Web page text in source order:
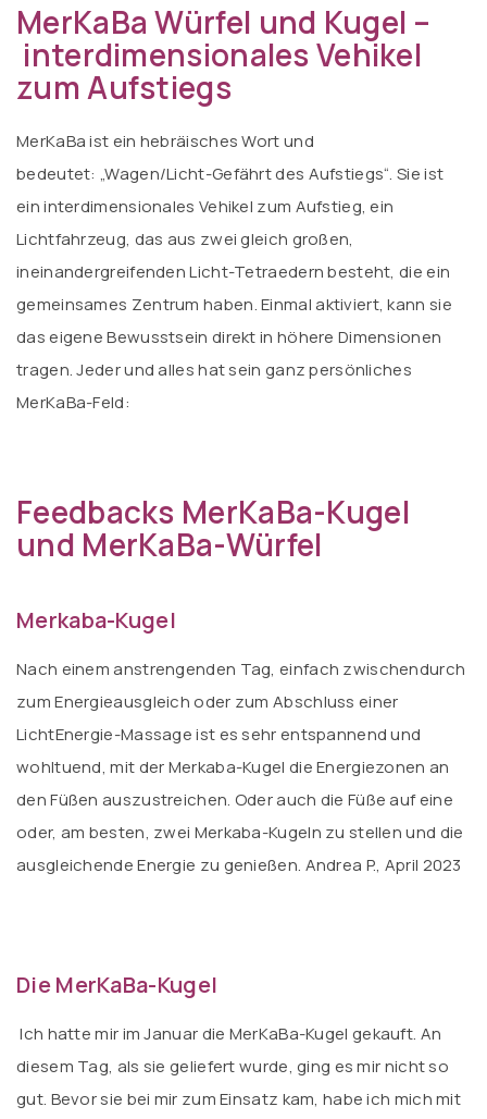
MerKaBa Würfel und Kugel –
interdimensionales Vehikel
zum Aufstiegs
MerKaBa ist ein hebräisches Wort und
bedeutet: „Wagen/Licht-Gefährt des Aufstiegs“. Sie ist
ein interdimensionales Vehikel zum Aufstieg, ein
Lichtfahrzeug, das aus zwei gleich großen,
ineinandergreifenden Licht-Tetraedern besteht, die ein
gemeinsames Zentrum haben. Einmal aktiviert, kann sie
das eigene Bewusstsein direkt in höhere Dimensionen
tragen. Jeder und alles hat sein ganz persönliches
MerKaBa-Feld:
Feedbacks MerKaBa-Kugel
und MerKaBa-Würfel
Merkaba-Kugel
Nach einem anstrengenden Tag, einfach zwischendurch
zum Energieausgleich oder zum Abschluss einer
LichtEnergie-Massage ist es sehr entspannend und
wohltuend, mit der Merkaba-Kugel die Energiezonen an
den Füßen auszustreichen. Oder auch die Füße auf eine
oder, am besten, zwei Merkaba-Kugeln zu stellen und die
ausgleichende Energie zu genießen. Andrea P., April 2023
Die MerKaBa-Kugel
Ich hatte mir im Januar die MerKaBa-Kugel gekauft. An
diesem Tag, als sie geliefert wurde, ging es mir nicht so
gut. Bevor sie bei mir zum Einsatz kam, habe ich mich mit